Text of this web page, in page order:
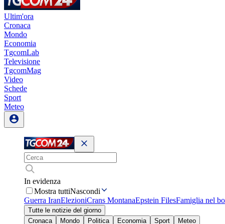
Ultim'ora
Cronaca
Mondo
Economia
TgcomLab
Televisione
TgcomMag
Video
Schede
Sport
Meteo
In evidenza
Mostra tuttiNascondi
Guerra IranElezioniCrans MontanaEpstein FilesFamiglia nel
Tutte le notizie del giorno
Cronaca
Mondo Politica Economia Sport
Meteo